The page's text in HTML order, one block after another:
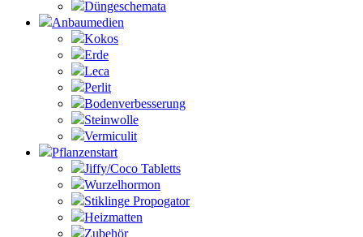
Düngeschemata
Anbaumedien
Kokos
Erde
Leca
Perlit
Bodenverbesserung
Steinwolle
Vermiculit
Pflanzenstart
Jiffy/Coco Tabletts
Wurzelhormon
Stiklinge Propogator
Heizmatten
Zubehör